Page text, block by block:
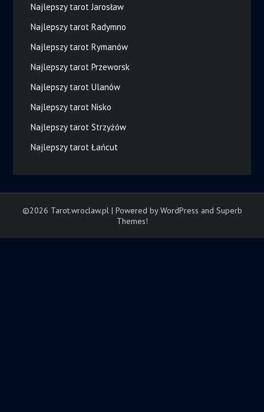
Najlepszy tarot Jarosław
Najlepszy tarot Radymno
Najlepszy tarot Rymanów
Najlepszy tarot Przeworsk
Najlepszy tarot Ulanów
Najlepszy tarot Nisko
Najlepszy tarot Strzyżów
Najlepszy tarot Łańcut
©2026 Tarot.wroclaw.pl | Powered by WordPress and Superb
Themes!